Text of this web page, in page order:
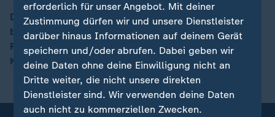
00:10
Das Drama "Fjord" von Regisseur Cristian Mungiu hat
bei den Filmfestspielen von Cannes die "Goldene
Palme" für den besten Film gewonnen. Auch eine ZDF-
Koproduktion wurde ausgezeichnet.
erforderlich für unser Angebot. Mit deiner
Zustimmung dürfen wir und unsere Dienstleister
darüber hinaus Informationen auf deinem Gerät
speichern und/oder abrufen. Dabei geben wir
deine Daten ohne deine Einwilligung nicht an
Dritte weiter, die nicht unsere direkten
Dienstleister sind. Wir verwenden deine Daten
auch nicht zu kommerziellen Zwecken.